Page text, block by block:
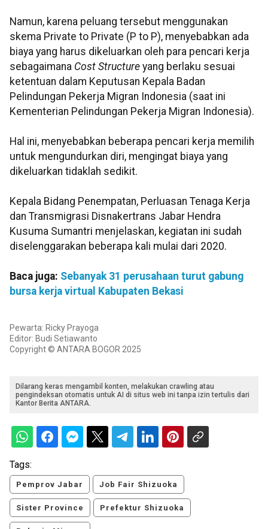
Namun, karena peluang tersebut menggunakan
skema Private to Private (P to P), menyebabkan ada
biaya yang harus dikeluarkan oleh para pencari kerja
sebagaimana Cost Structure yang berlaku sesuai
ketentuan dalam Keputusan Kepala Badan
Pelindungan Pekerja Migran Indonesia (saat ini
Kementerian Pelindungan Pekerja Migran Indonesia).
Hal ini, menyebabkan beberapa pencari kerja memilih
untuk mengundurkan diri, mengingat biaya yang
dikeluarkan tidaklah sedikit.
Kepala Bidang Penempatan, Perluasan Tenaga Kerja
dan Transmigrasi Disnakertrans Jabar Hendra
Kusuma Sumantri menjelaskan, kegiatan ini sudah
diselenggarakan beberapa kali mulai dari 2020.
Baca juga: Sebanyak 31 perusahaan turut gabung
bursa kerja virtual Kabupaten Bekasi
Pewarta: Ricky Prayoga
Editor: Budi Setiawanto
Copyright © ANTARA BOGOR 2025
Dilarang keras mengambil konten, melakukan crawling atau
pengindeksan otomatis untuk AI di situs web ini tanpa izin tertulis dari
Kantor Berita ANTARA.
Tags:
Pemprov Jabar Job Fair Shizuoka
Sister Province Prefektur Shizuoka